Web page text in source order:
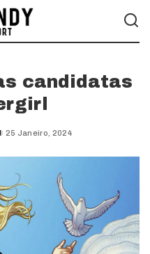
candidatas
25 Janeiro, 2024